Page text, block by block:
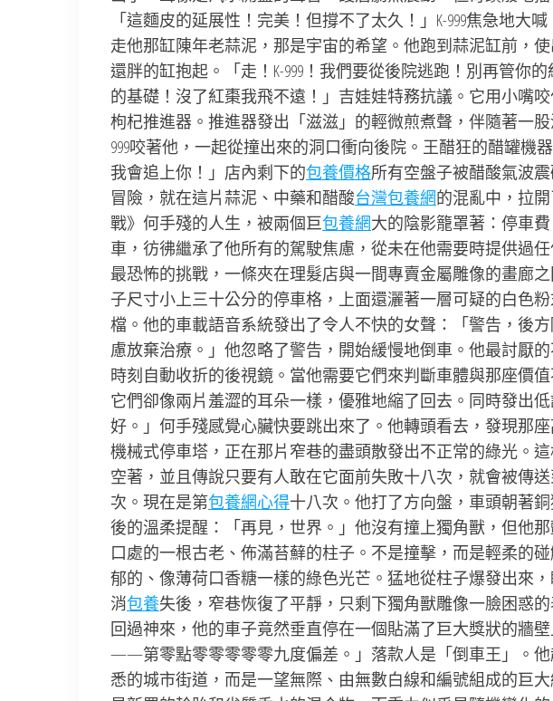
「這麵皮的延展性！完美！但撐不了太久！」K-999焦急地大
走他那缸陳年老蒜泥，那是宇宙的希望。他跑到蒜泥缸前，
還胖的缸抱起。「走！K-999！我們要從後院逃跑！別再管你
的基礎！沒了紅棗我飛不遠！」吉娃娃特務抗議。它用小嘴
枸杞推進器。推進器發出「滋滋」的輕微煎煮聲，伴隨著一
999咬著他，一起從撞出來的洞口衝向後院。王醋狂的醋罐機
我會追上你！」店內剩下的包養價格所有空盤子被醋酸氣波
冒險，就在這片蒜泥、中藥和醋酸台灣包養網的混亂中，拉
戰》何手殘的人生，被兩個巨包養網大的陰影籠罩著：停車
車，彷彿繼承了他所有的駕駛焦慮，從未在他需要時提供過
最恐怖的挑戰，一條夾在理髮店與一間專賣金屬雕像的畫廊
子尺寸小上三十公分的停車格，上面還灑著一層可疑的白色
檔。他的車載語音系統發出了令人不快的女聲：「警告，後
慮放棄治療。」他忽略了警告，開始緩慢地倒車。他最討厭
時刻自動收折的後視鏡。當他需要它們來判斷車體與那座價
它們卻像兩片羞澀的耳朵一樣，優雅地縮了回去。同時發出
好。」何手殘感覺心臟快要跳出來了。他轉頭看去，發現那
機械式停車塔，正在那片窄巷的盡頭散發出不正常的綠光。
空著，並且傳說只要有人敢在它面前失敗十八次，就會被傳
次。現在是第包養網心得十八次。他打了方向盤，車頭朝著
後的溫柔提醒：「再見，世界。」他沒有撞上獨角獸，但他
口處的一根古老、佈滿苔蘚的柱子。不是撞擊，而是輕柔的
郁的、像薄荷口香糖一樣的綠色光芒。猛地從柱子爆發出來
消包養失後，窄巷恢復了平靜，只剩下獨角獸雕像一臉困惑
回過神來，他的車子竟然垂直停在一個貼滿了巨大獎狀的牆
——第零點零零零零零九度偏差。」落款人是「倒車王」。
悉的城市街道，而是一望無際、由無數白線和編號組成的巨